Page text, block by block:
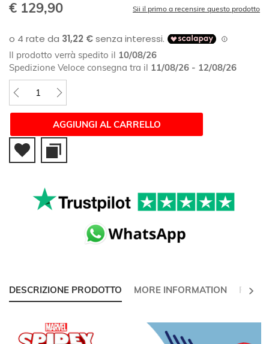
€ 129,90 Sii il primo a recensire questo prodotto
Il prodotto verrà spedito il 10/08/26
Spedizione Veloce consegna tra il 11/08/26 - 12/08/26
AGGIUNGI AL CARRELLO
DESCRIZIONE PRODOTTO MORE INFORMATION